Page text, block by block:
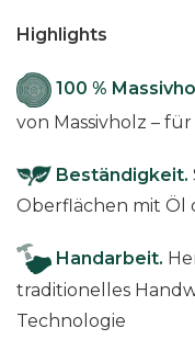
h
(
r
s
t
k
a
l
)
Highlights
100 %
von Massivholz –
Beständigkeit.
Oberflächen mit Öl
Handarbeit.
traditionelles
Technologie